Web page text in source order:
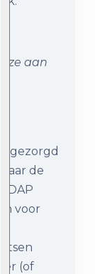
ze aan
gezorgd
de
DAP
voor
(of